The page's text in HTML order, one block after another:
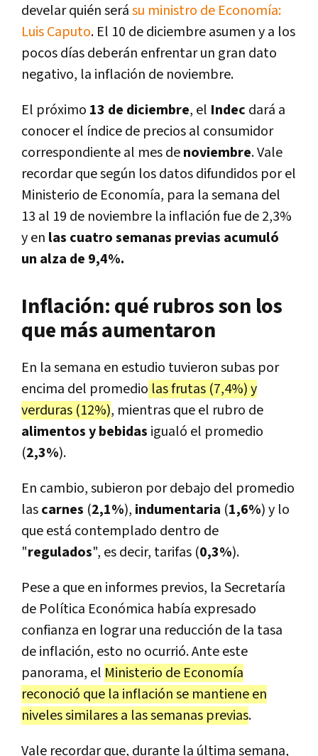
develar quién serásu ministro de Economía:
Luis Caputo. El 10 de diciembre asumen y a los
pocos días deberán enfrentar un gran dato
negativo, la inflación de noviembre.
El próximo 13 de diciembre, el Indec dará a
conocer el índice de precios al consumidor
correspondiente al mes denoviembre. Vale
recordar que según los datos difundidos por el
Ministerio de Economía, para la semana del
13 al 19 de noviembre la inflación fue de 2,3%
y en las cuatro semanas previas acumuló
un alza de 9,4%.
Inflación: qué rubros son los
que más aumentaron
En la semana en estudio tuvieron subas por
encima del promedio las frutas (7,4%) y
verduras (12%), mientras que el rubro de
alimentos y bebidas igualó el promedio
(2,3%).
En cambio, subieron por debajo del promedio
lascarnes (2,1%), indumentaria (1,6%) y lo
que está contemplado dentro de
"regulados", es decir, tarifas (0,3%).
Pese a que en informes previos, la Secretaría
de Política Económica había expresado
confianza en lograr una reducción de la tasa
de inflación, esto no ocurrió. Ante este
panorama, el Ministerio de Economía
reconoció que la inflación se mantiene en
niveles similares a las semanas previas.
Vale recordar que, durante la última semana,